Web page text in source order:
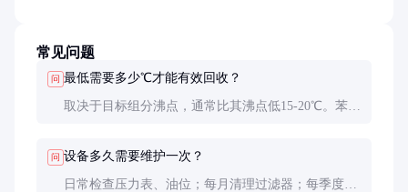
常见问题
问 最低需要多少℃才能有效回收？
取决于目标组分沸点，通常比其沸点低15-20℃。苯
问 设备多久需要维护一次？
日常检查压力表、油位；每月清理过滤器；每季度校